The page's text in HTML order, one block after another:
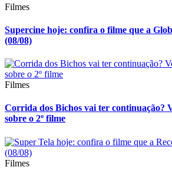
Filmes
Supercine hoje: confira o filme que a
(08/08)
Filmes
Corrida dos Bichos vai ter continuação?
sobre o 2º filme
Filmes